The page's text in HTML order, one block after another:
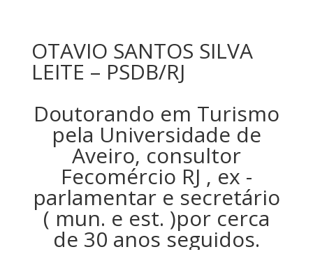
OTAVIO SANTOS SILVA
LEITE – PSDB/RJ
Doutorando em Turismo
pela Universidade de
Aveiro, consultor
Fecomércio RJ , ex -
parlamentar e secretário
( mun. e est. )por cerca
de 30 anos seguidos.